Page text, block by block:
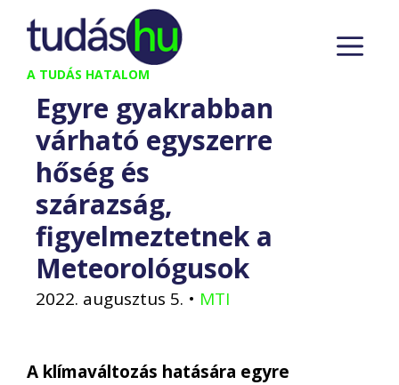
Kilépés
tartalomba
A TUDÁS HATALOM
Egyre gyakrabban
várható egyszerre
hőség és
szárazság,
figyelmeztetnek a
Meteorológusok
2022. augusztus 5. • MTI
A klímaváltozás hatására egyre